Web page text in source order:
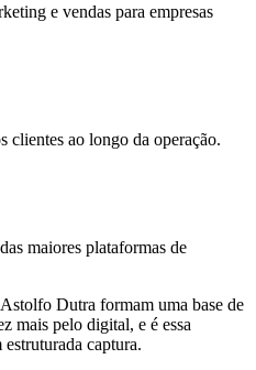
e vendas para empresas
clientes ao longo da operação.
maiores plataformas de
Dutra formam uma base de
mais pelo digital, e é essa
captura.